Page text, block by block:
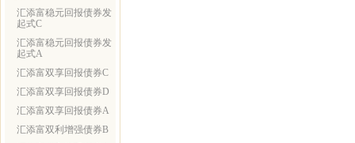
汇添富稳元回报债券发
起式C
汇添富稳元回报债券发
起式A
汇添富双享回报债券C
汇添富双享回报债券D
汇添富双享回报债券A
汇添富双利增强债券B